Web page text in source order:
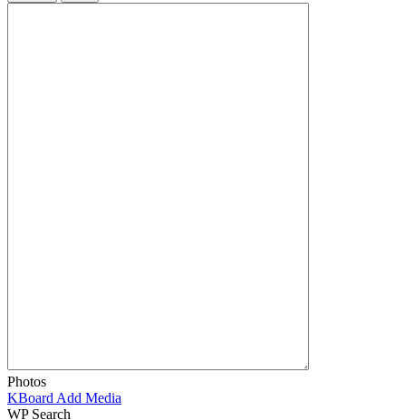
Photos
KBoard Add Media
WP Search